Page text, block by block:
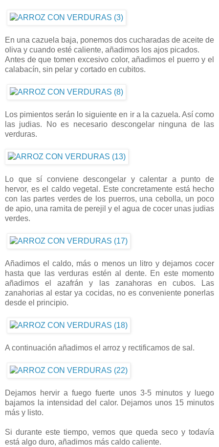
En una cazuela baja, ponemos dos cucharadas de aceite de
oliva y cuando esté caliente, añadimos los ajos picados.
Antes de que tomen excesivo color, añadimos el puerro y el
calabacín, sin pelar y cortado en cubitos.
Los pimientos serán lo siguiente en ir a la cazuela. Así como
las judias. No es necesario descongelar ninguna de las
verduras.
Lo que sí conviene descongelar y calentar a punto de
hervor, es el caldo vegetal. Este concretamente está hecho
con las partes verdes de los puerros, una cebolla, un poco
de apio, una ramita de perejil y el agua de cocer unas judias
verdes.
Añadimos el caldo, más o menos un litro y dejamos cocer
hasta que las verduras estén al dente. En este momento
añadimos el azafrán y las zanahoras en cubos. Las
zanahorias al estar ya cocidas, no es conveniente ponerlas
desde el principio.
A continuación añadimos el arroz y rectificamos de sal.
Dejamos hervir a fuego fuerte unos 3-5 minutos y luego
bajamos la intensidad del calor. Dejamos unos 15 minutos
más y listo.
Si durante este tiempo, vemos que queda seco y todavía
está algo duro, añadimos más caldo caliente.